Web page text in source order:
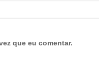
que eu comentar.